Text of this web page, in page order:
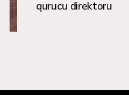
qurucu direktoru